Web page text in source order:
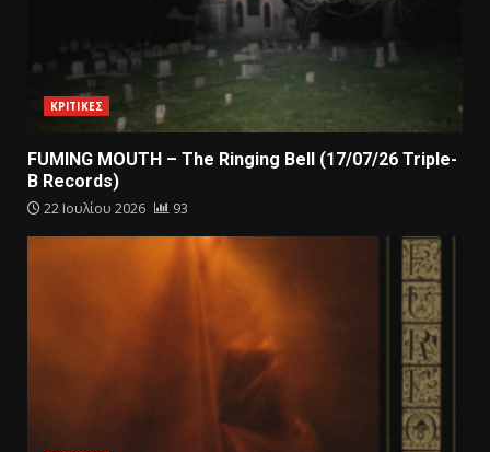
ΚΡΙΤΙΚΕΣ
FUMING MOUTH – The Ringing Bell (17/07/26 Triple-
B Records)
22 Ιουλίου 2026 93